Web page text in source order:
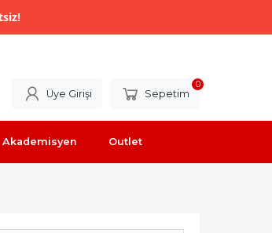
Üye Girişi Sepetim
0
Akademisyen Outlet